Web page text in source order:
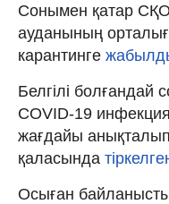
Сонымен қатар
ауданының
карантинге
Белгілі болғандай
COVID-19
жағдайы
қаласында
Осыған